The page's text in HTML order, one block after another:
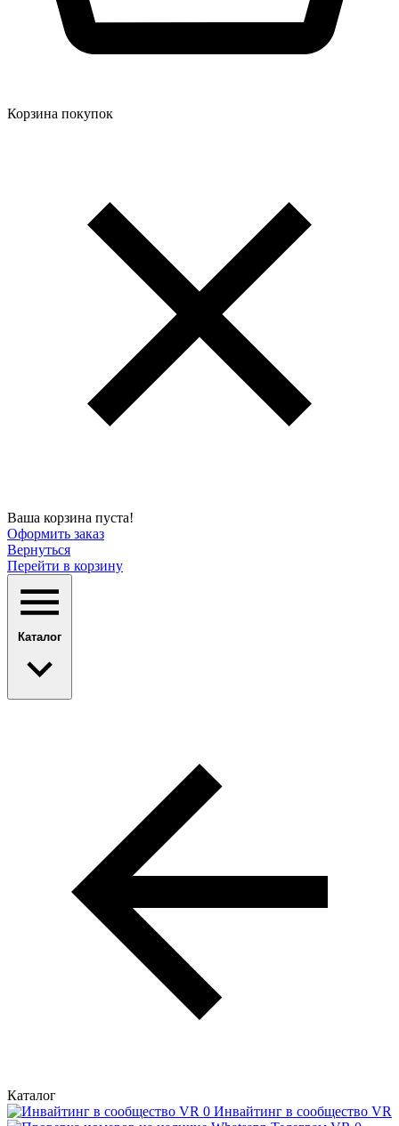
Корзина покупок
Ваша корзина пуста!
Оформить заказ
Вернуться
Перейти в корзину
Каталог
Каталог
Инвайтинг в сообщество VR